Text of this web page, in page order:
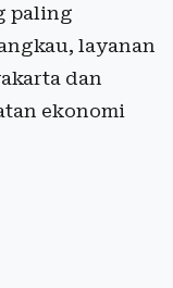
paling
layanan
dan
ekonomi